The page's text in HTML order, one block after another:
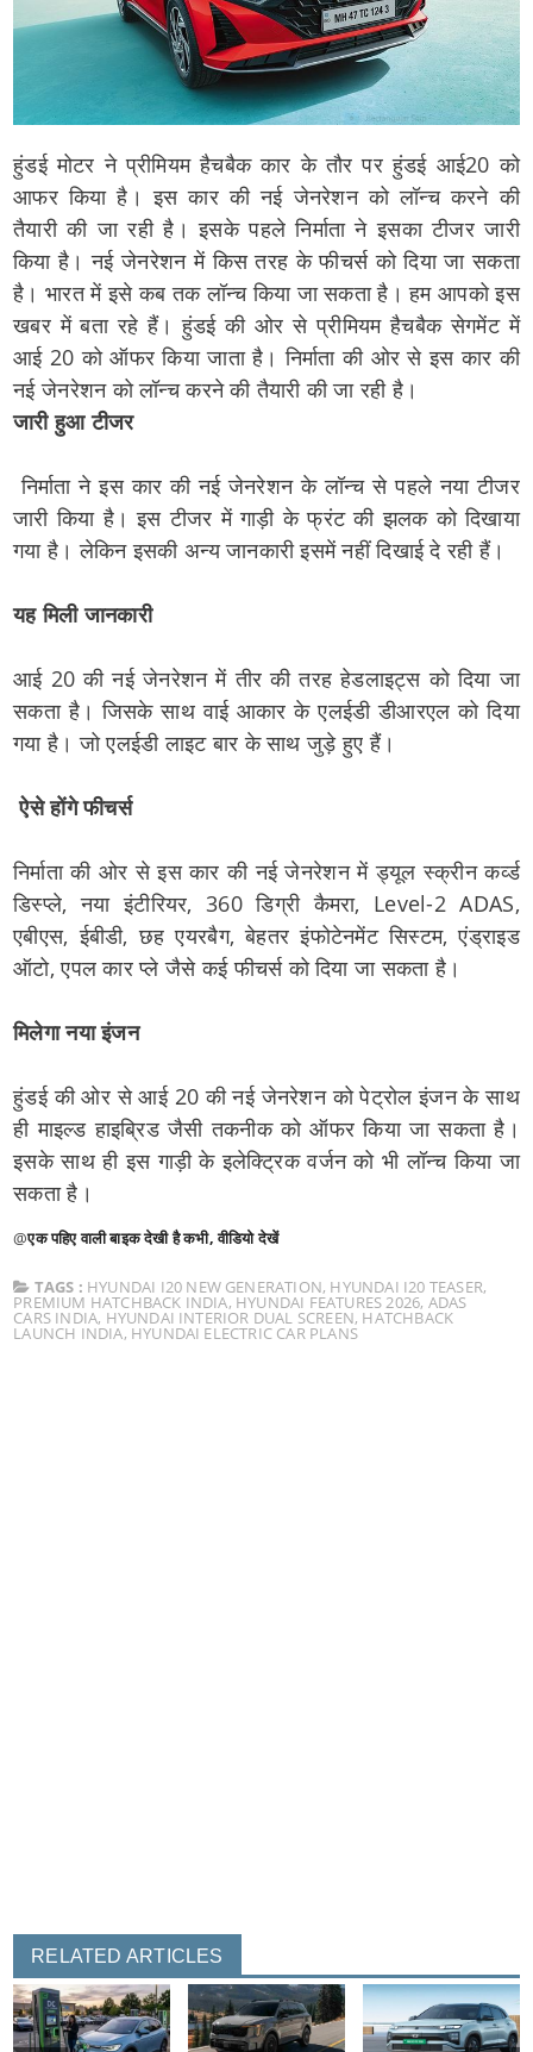
हुंडई मोटर ने प्रीमियम हैचबैक कार के तौर पर हुंडई आई20 को
आफर किया है। इस कार की नई जेनरेशन को लॉन्च करने की
तैयारी की जा रही है। इसके पहले निर्माता ने इसका टीजर जारी
किया है। नई जेनरेशन में किस तरह के फीचर्स को दिया जा सकता
है। भारत में इसे कब तक लॉन्च किया जा सकता है। हम आपको इस
खबर में बता रहे हैं। हुंडई की ओर से प्रीमियम हैचबैक सेगमेंट में
आई 20 को ऑफर किया जाता है। निर्माता की ओर से इस कार की
नई जेनरेशन को लॉन्च करने की तैयारी की जा रही है।
जारी हुआ टीजर
निर्माता ने इस कार की नई जेनरेशन के लॉन्च से पहले नया टीजर
जारी किया है। इस टीजर में गाड़ी के फ्रंट की झलक को दिखाया
गया है। लेकिन इसकी अन्य जानकारी इसमें नहीं दिखाई दे रही हैं।
यह मिली जानकारी
आई 20 की नई जेनरेशन में तीर की तरह हेडलाइट्स को दिया जा
सकता है। जिसके साथ वाई आकार के एलईडी डीआरएल को दिया
गया है। जो एलईडी लाइट बार के साथ जुड़े हुए हैं।
ऐसे होंगे फीचर्स
निर्माता की ओर से इस कार की नई जेनरेशन में ड्यूल स्क्रीन कर्व्ड
डिस्प्ले, नया इंटीरियर, 360 डिग्री कैमरा, Level-2 ADAS,
एबीएस, ईबीडी, छह एयरबैग, बेहतर इंफोटेनमेंट सिस्टम, एंड्राइड
ऑटो, एपल कार प्ले जैसे कई फीचर्स को दिया जा सकता है।
मिलेगा नया इंजन
हुंडई की ओर से आई 20 की नई जेनरेशन को पेट्रोल इंजन के साथ
ही माइल्ड हाइब्रिड जैसी तकनीक को ऑफर किया जा सकता है।
इसके साथ ही इस गाड़ी के इलेक्ट्रिक वर्जन को भी लॉन्च किया जा
सकता है।
@एक पहिए वाली बाइक देखी है कभी, वीडियो देखें
TAGS : HYUNDAI I20 NEW GENERATION, HYUNDAI I20 TEASER,
PREMIUM HATCHBACK INDIA, HYUNDAI FEATURES 2026, ADAS
CARS INDIA, HYUNDAI INTERIOR DUAL SCREEN, HATCHBACK
LAUNCH INDIA, HYUNDAI ELECTRIC CAR PLANS
RELATED ARTICLES